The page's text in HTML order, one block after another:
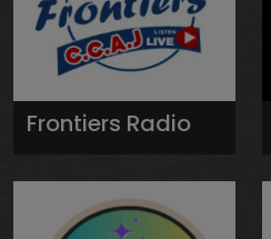
Frontiers Radio